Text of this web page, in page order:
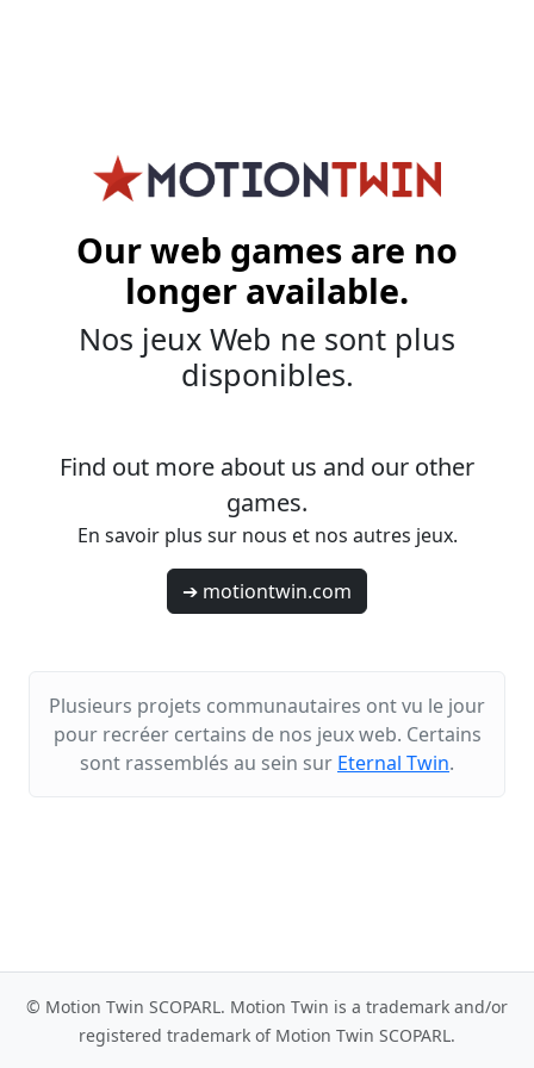
Our web games are no
longer available.
Nos jeux Web ne sont plus
disponibles.
Find out more about us and our other
games.
En savoir plus sur nous et nos autres jeux.
➔ motiontwin.com
Plusieurs projets communautaires ont vu le jour
pour recréer certains de nos jeux web. Certains
sont rassemblés au sein sur Eternal Twin.
© Motion Twin SCOPARL. Motion Twin is a trademark and/or
registered trademark of Motion Twin SCOPARL.